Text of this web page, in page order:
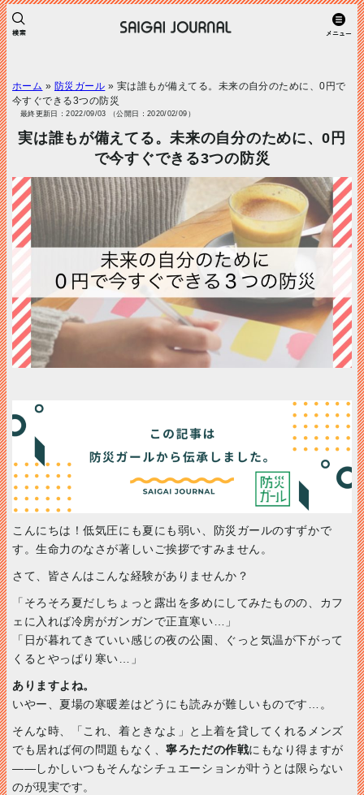
ホーム » 防災ガール » 実は誰もが備えてる。未来の自分のために、0円で
今すぐできる3つの防災
最終更新日：2022/09/03 （公開日：2020/02/09）
実は誰もが備えてる。未来の自分のために、0円
で今すぐできる3つの防災
こんにちは！低気圧にも夏にも弱い、防災ガールのすずかで
す。生命力のなさが著しいご挨拶ですみません。
さて、皆さんはこんな経験がありませんか？
「そろそろ夏だしちょっと露出を多めにしてみたものの、カフ
ェに入れば冷房がガンガンで正直寒い…」
「日が暮れてきていい感じの夜の公園、ぐっと気温が下がって
くるとやっぱり寒い…」
ありますよね。
いやー、夏場の寒暖差はどうにも読みが難しいものです…。
そんな時、「これ、着ときなよ」と上着を貸してくれるメンズ
でも居れば何の問題もなく、寧ろただの作戦にもなり得ますが
――しかしいつもそんなシチュエーションが叶うとは限らない
のが現実です。